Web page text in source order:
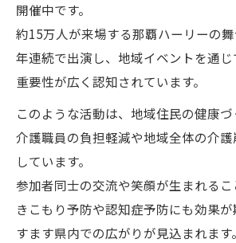
開催中です。
約15万人が来場する那覇ハーリーの
年連続で出演し、地域イベントを通
重要性が広く認知されています。
このような活動は、地域住民の健康づ
介護職員の負担軽減や地域全体の介
しています。
参加者同士の交流や笑顔が生まれる
きこもり予防や認知症予防にも効果
すます県内での広がりが見込まれます。